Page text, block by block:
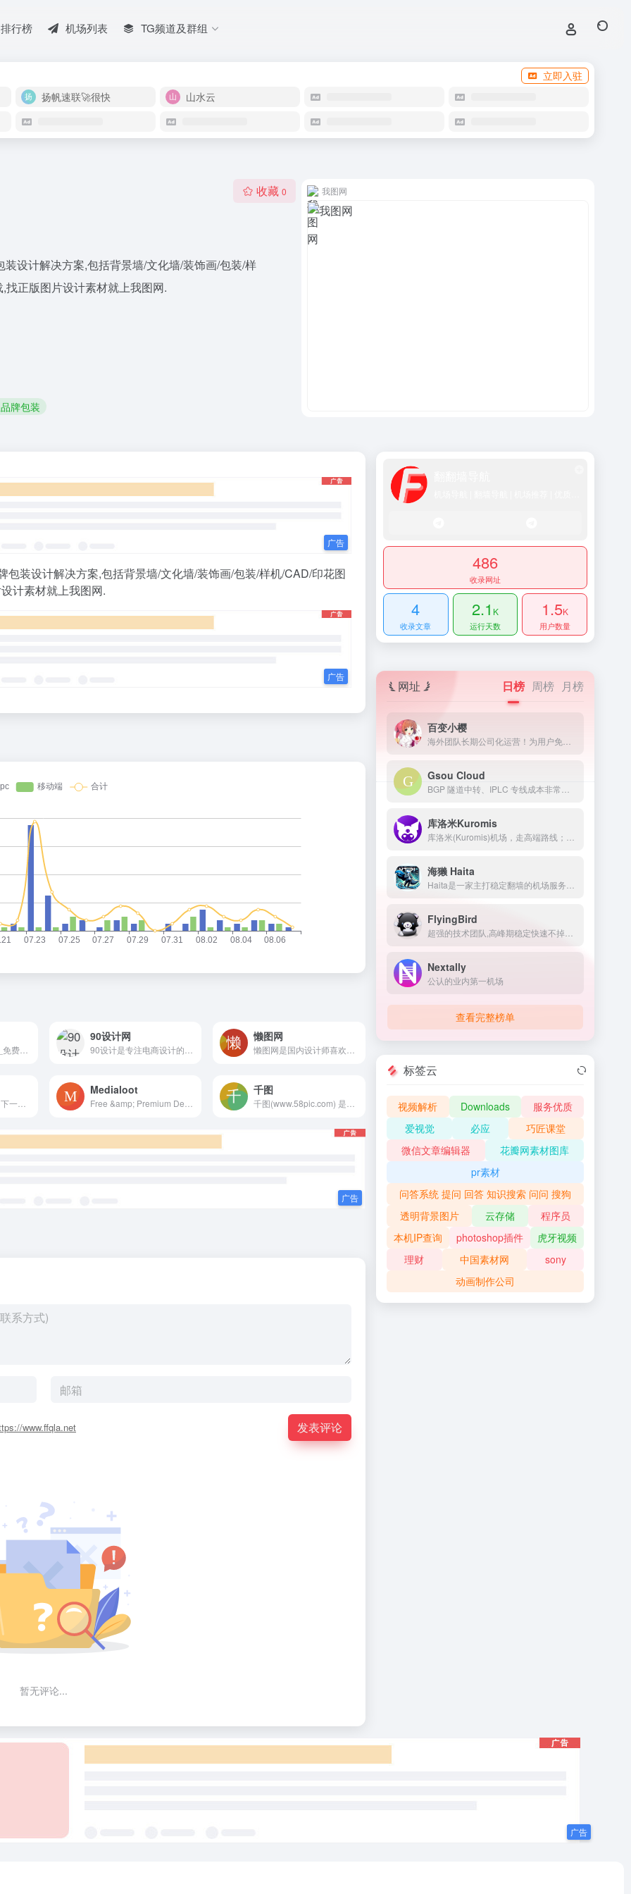
排行榜 机场列表 TG频道及群组
立即入驻
扬帆速联🚀很快
山水云
收藏 0
设计解决方案,包括背景墙/文化墙/装饰画/包装/样
正版图片设计素材就上我图网.
牌包装
我图网
装设计解决方案,包括背景墙/文化墙/装饰画/包装/样机/CAD/印花图
计素材就上我图网.
素材CNN,素材中国_免费素材共享平台.图片素材图库提供海量素材,图片下载,设计素材,PSD源文件,矢量图,AI,CDR,EPS等高清图片下载
90设计网 懒图网
美工云 - 上美工云，下一种工作！
Medialoot 千图
www.ffqla.net 发表评论
暂无评论...
486
收录网址
4
收录文章
2.1 K
运行天数
1.5K
用户数量
网址 日榜 周榜 月榜
百变小樱
Gsou Cloud
库洛米Kuromis
海獭 Haita
FlyingBird
Nextally
公认的业内第一机场
查看完整榜单
标签云
视频解析 Downloads
服务优质
爱视觉
必应
巧匠课堂
微信文章编辑器
花瓣网素材图库
pr素材
问答系统 提问 回答 知识搜索 问问 搜狗
透明背景图片
云存储
程序员
本机IP查询
photoshop插件
虎牙视频
理财
中国素材网
sony
动画制作公司